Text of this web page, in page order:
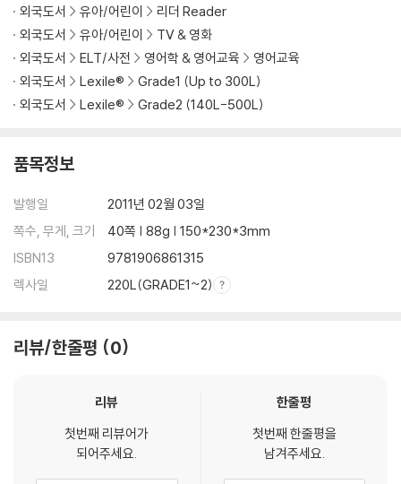
외국도서 유아/어린이
리더 Reader
외국도서
유아/어린이
TV & 영화
외국도서
ELT/사전 영어학 & 영어교육
영어교육
외국도서
Lexile®
Grade1 (Up to 300L)
외국도서
Lexile® Grade2 (140L-500L)
품목정보
발행일
2011년 02월 03일
쪽수, 무게, 크기
40쪽 | 88g | 150*230*3mm
ISBN13
9781906861315
렉사일
220L(GRADE1~2)
리뷰/한줄평 0
리뷰
첫번째 리뷰어가
되어주세요.
한줄평
첫번째 한줄평을
남겨주세요.